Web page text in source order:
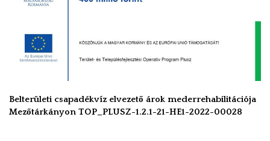
Belterületi csapadékvíz elvezető árok mederrehabilitációja
Mezőtárkányon TOP_PLUSZ-1.2.1-21-HE1-2022-00028